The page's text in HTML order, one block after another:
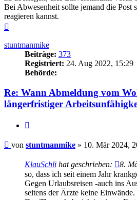
Bei Abwesenheit sollte jemand die Post
reagieren kannst.
stuntmanmike
Beiträge: 373
Registriert: 24. Aug 2022, 15:29
Behörde:
Re: Wann Abmeldung vom
längerfristiger
Beitrag
von stuntmanmike » 10. Mär 2024,
KlauSchli hat geschrieben: 8.
so, dass ich seit einem Jahr
Gegen Urlaubsreisen -auch ins
seitens der Ärzte keine Einwände.